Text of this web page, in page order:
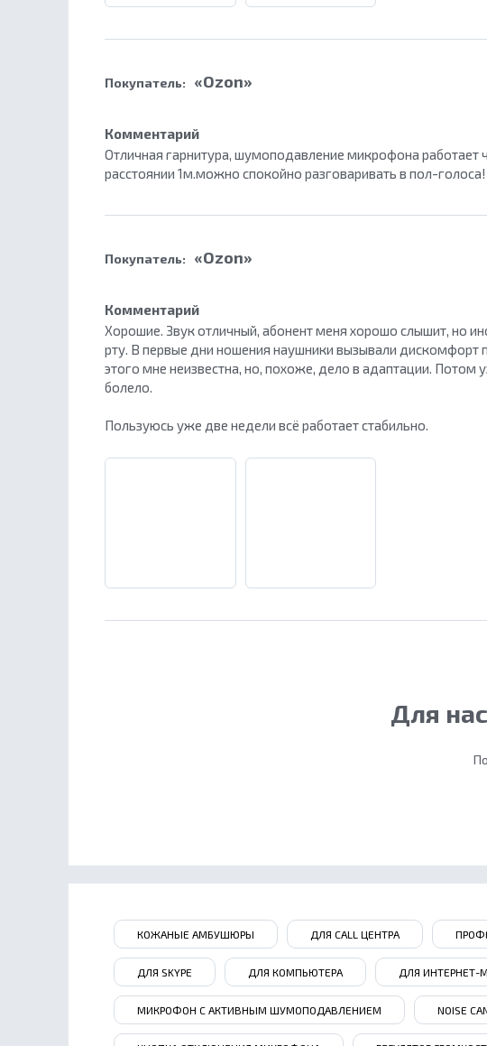
Покупатель: «Ozon»
Комментарий
Отличная гарнитура, шумоподавление микрофона
расстоянии 1м.можно спокойно разговаривать в пол-голоса!
Покупатель: «Ozon»
Комментарий
Хорошие. Звук отличный, абонент меня хорошо слышит, но
рту. В первые дни ношения наушники вызывали дискомфорт
этого мне неизвестна, но, похоже, дело в адаптации. Потом
болело.
Пользуюсь уже две недели всё работает стабильно.
Для
КОЖАНЫЕ АМБУШЮРЫ ДЛЯ CALL ЦЕНТРА
ДЛЯ SKYPE ДЛЯ КОМПЬЮТЕРА ДЛЯ ИНТЕРНЕТ-
МИКРОФОН С АКТИВНЫМ ШУМОПОДАВЛЕНИЕМ NOISE